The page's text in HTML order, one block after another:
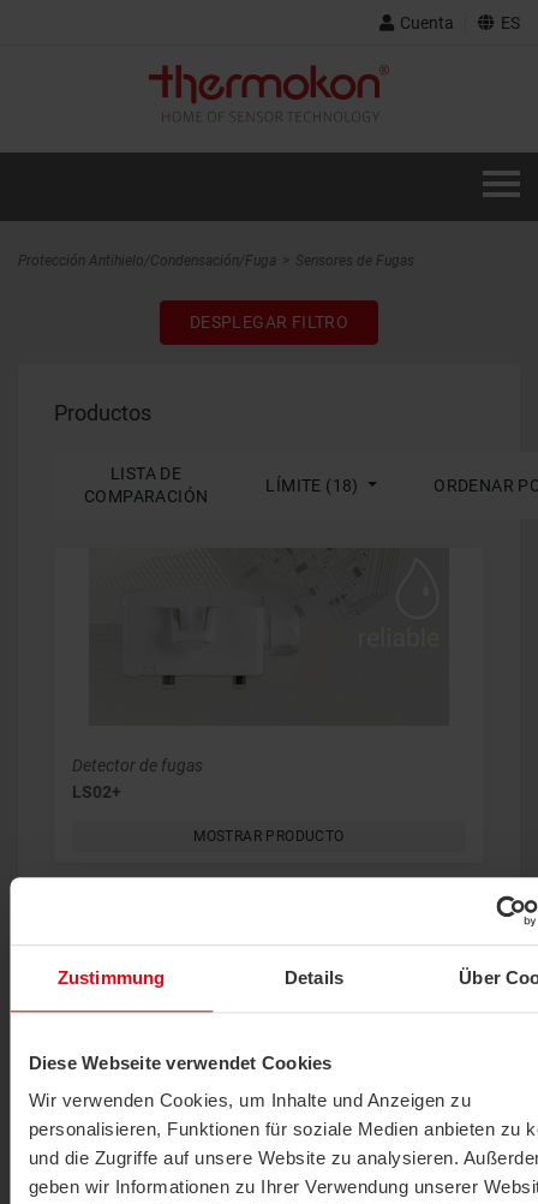
Zustimmung Details Über
Diese Webseite verwendet Cookies
Wir verwenden Cookies, um Inhalte und Anzeigen zu
personalisieren, Funktionen für soziale Medien anbieten zu
und die Zugriffe auf unsere Website zu analysieren.
geben wir Informationen zu Ihrer Verwendung unserer
Cuenta ES
Protección Antihielo/Condensación/Fuga Sensores de Fugas
DESPLEGAR FILTRO
Productos
LISTA DE
COMPARACIÓN
LÍMITE (18) ORDENAR
Detector de fugas
LS02+
MOSTRAR PRODUCTO
MOSTRAR PRODUCTO